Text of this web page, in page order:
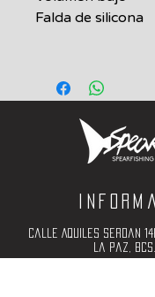
Falda de silicona
Calle Aquiles Serdan
la paz, bcs.